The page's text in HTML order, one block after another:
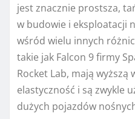
jest znacznie prostsza,
w budowie i eksploatacji
wśród wielu innych
takie jak Falcon 9 firmy
Rocket Lab, mają wyższą
elastyczność i są zwykle
dużych pojazdów